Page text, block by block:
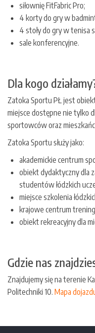
siłownię FitFabric Pro;
4 korty do gry w
4 stoły do gry w tenisa
sale konferencyjne.
Dla kogo
Zatoka Sportu PŁ jest
miejsce dostępne nie tylko
sportowców oraz
Zatoka Sportu służy jako:
akademickie centrum
obiekt dydaktyczny dla
studentów łódzkich
miejsce szkolenia
krajowe centrum
obiekt rekreacyjny dla
Gdzie nas
Znajdujemy się na terenie
Politechniki 10. Mapa